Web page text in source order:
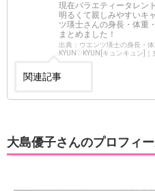
現在バラエティータレン
明るくて親しみやすいキ
ツ瑛士さんの身長・体重
まとめました！
出典：ウエンツ瑛士の身長・
KYUN♡KYUN[キュンキュン]
関連記事
大島優子さんのプロフィ